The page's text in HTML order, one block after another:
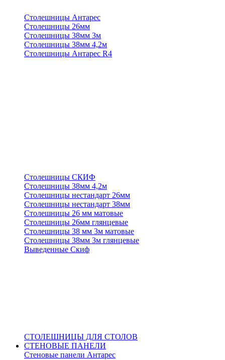
Столешницы Антарес
Столешницы 26мм
Столешницы 38мм 3м
Столешницы 38мм 4,2м
Столешницы Антарес R4
Столешницы СКИФ
Столешницы 38мм 4,2м
Столешницы нестандарт 26мм
Столешницы нестандарт 38мм
Столешницы 26 мм матовые
Столешницы 26мм глянцевые
Столешницы 38 мм 3м матовые
Столешницы 38мм 3м глянцевые
Выведенные Скиф
СТОЛЕШНИЦЫ ДЛЯ СТОЛОВ
СТЕНОВЫЕ ПАНЕЛИ
Стеновые панели Антарес